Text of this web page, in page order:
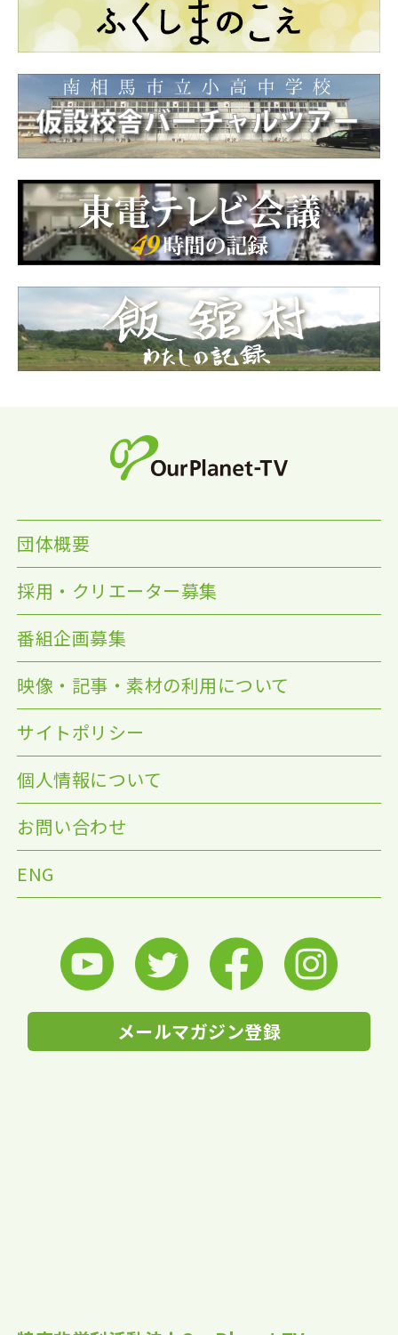
団体概要
採用・クリエーター募集
番組企画募集
映像・記事・素材の利用について
サイトポリシー
個人情報について
お問い合わせ
ENG
メールマガジン登録